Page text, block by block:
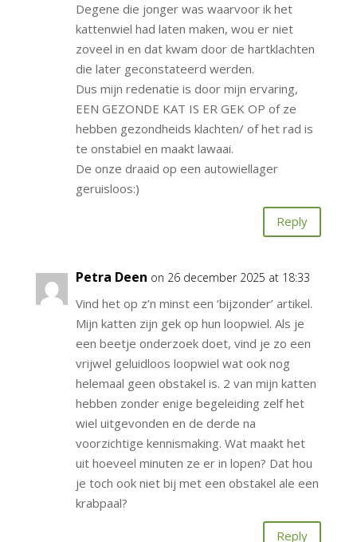
Degene die jonger was waarvoor ik het
kattenwiel had laten maken, wou er niet
zoveel in en dat kwam door de hartklachten
die later geconstateerd werden.
Dus mijn redenatie is door mijn ervaring,
EEN GEZONDE KAT IS ER GEK OP of ze
hebben gezondheids klachten/ of het rad is
te onstabiel en maakt lawaai.
De onze draaid op een autowiellager
geruisloos:)
Reply
Petra Deen on 26 december 2025 at 18:33
Vind het op z’n minst een ‘bijzonder’ artikel.
Mijn katten zijn gek op hun loopwiel. Als je
een beetje onderzoek doet, vind je zo een
vrijwel geluidloos loopwiel wat ook nog
helemaal geen obstakel is. 2 van mijn katten
hebben zonder enige begeleiding zelf het
wiel uitgevonden en de derde na
voorzichtige kennismaking. Wat maakt het
uit hoeveel minuten ze er in lopen? Dat hou
je toch ook niet bij met een obstakel ale een
krabpaal?
Reply